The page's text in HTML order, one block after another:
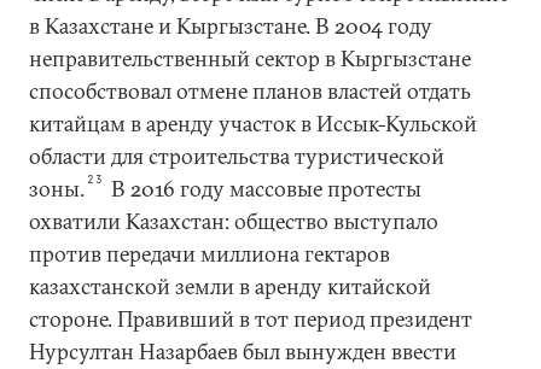
в Казахстане и Кыргызстане. В 2004 году
неправительственный сектор в Кыргызстане
способствовал отмене планов властей отдать
китайцам в аренду участок в Иссык-Кульской
области для строительства туристической
зоны. 23
В 2016 году массовые протесты
охватили Казахстан: общество выступало
против передачи миллиона гектаров
казахстанской земли в аренду китайской
стороне. Правивший в тот период президент
Нурсултан Назарбаев был вынужден ввести